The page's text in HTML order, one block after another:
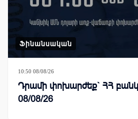
Ֆինանսական
10:50 08/08/26
Դրամի փոխարժեք` ՀՀ
08/08/26